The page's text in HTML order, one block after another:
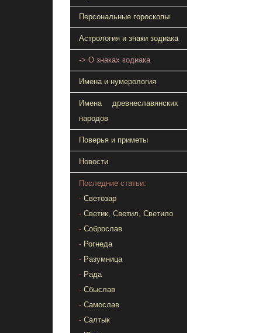
Персональные гороскопы
Астрология и знаки зодиака
-> О знаках зодиака
Имена и нумерология
Имена древнеславянских
народов
Поверья и приметы
Новости
Последние статьи:
- Светозар
- Светик, Светил, Светило
- Соброслав
- Рогнеда
- Разумница
- Рада
- Сбыслав
- Самослав
- Салтык